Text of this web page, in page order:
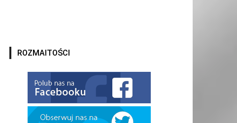
ROZMAITOŚCI